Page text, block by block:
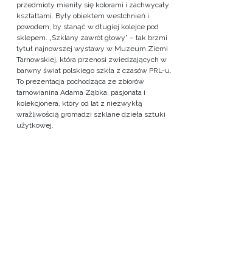
przedmioty mieniły się kolorami i zachwycały
kształtami. Były obiektem westchnień i
powodem, by stanąć w długiej kolejce pod
sklepem. „Szklany zawrót głowy” – tak brzmi
tytuł najnowszej wystawy w Muzeum Ziemi
Tarnowskiej, która przenosi zwiedzających w
barwny świat polskiego szkła z czasów PRL-u.
To prezentacja pochodząca ze zbiorów
tarnowianina Adama Ząbka, pasjonata i
kolekcjonera, który od lat z niezwykłą
wrażliwością gromadzi szklane dzieła sztuki
użytkowej.